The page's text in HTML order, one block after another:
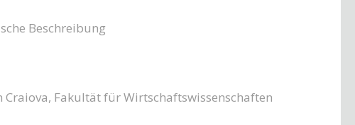
Beschreibung
Craiova, Fakultät für Wirtschaftswissenschaften